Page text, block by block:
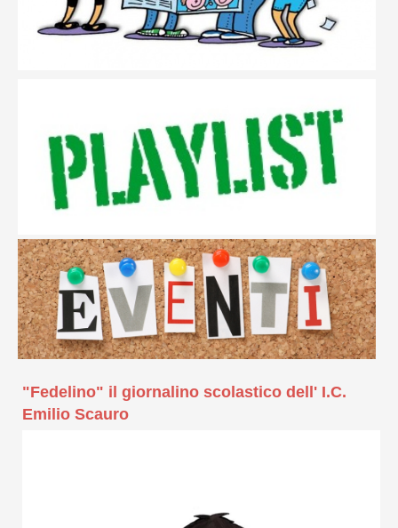
"Fedelino" il giornalino scolastico dell' I.C.
Emilio Scauro